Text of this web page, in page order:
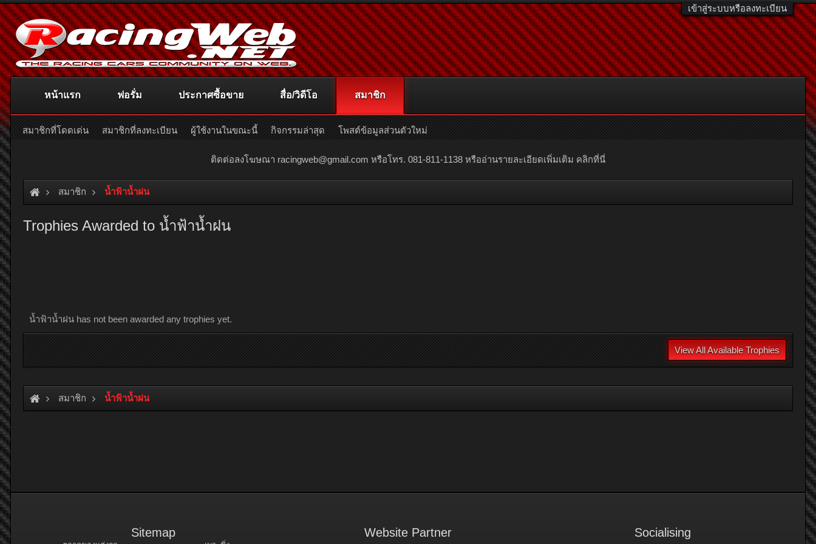
เข้าสู่ระบบหรือลงทะเบียน
ติดต่อลงโฆษณา racingweb@gmail.com หรือโทร. 081-811-1138 หรืออ่านรายละเอียดเพิ่มเติม คลิกที่นี่
สมาชิก น้ำฟ้าน้ำฝน
Trophies Awarded to น้ำฟ้าน้ำฝน
น้ำฟ้าน้ำฝน has not been awarded any trophies yet.
View All Available Trophies
สมาชิก น้ำฟ้าน้ำฝน
หน้าแรก ฟอรั่ม ประกาศซื้อขาย สื่อ/วิดีโอ สมาชิก
สมาชิกที่โดดเด่น สมาชิกที่ลงทะเบียน ผู้ใช้งานในขณะนี้ กิจกรรมล่าสุด โพสต์ข้อมูลส่วนตัวใหม่
Sitemap Website Partner Socialising